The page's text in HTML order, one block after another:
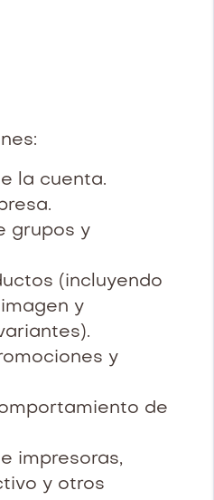
la cuenta.
grupos y
(incluyendo
y
y
de
impresoras,
y otros